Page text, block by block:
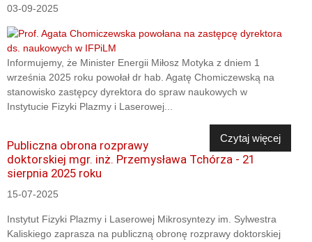
03-09-2025
Informujemy, że Minister Energii Miłosz Motyka z dniem 1
września 2025 roku powołał dr hab. Agatę Chomiczewską na
stanowisko zastępcy dyrektora do spraw naukowych w
Instytucie Fizyki Plazmy i Laserowej...
Czytaj więcej
Publiczna obrona rozprawy
doktorskiej mgr. inż. Przemysława Tchórza - 21
sierpnia 2025 roku
15-07-2025
Instytut Fizyki Plazmy i Laserowej Mikrosyntezy im. Sylwestra
Kaliskiego zaprasza na publiczną obronę rozprawy doktorskiej